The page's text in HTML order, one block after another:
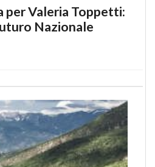
per Valeria Toppetti:
Nazionale